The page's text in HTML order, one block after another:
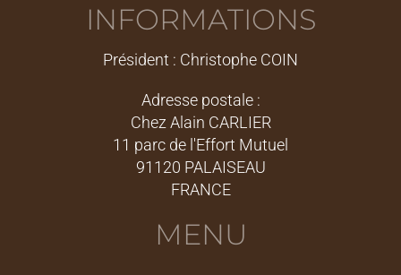
INFORMATIONS
Président : Christophe COIN
Adresse postale :
Chez Alain CARLIER
11 parc de l'Effort Mutuel
91120 PALAISEAU
FRANCE
MENU